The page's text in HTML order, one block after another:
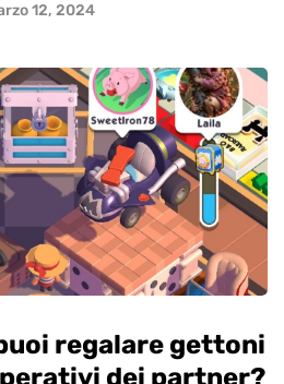
12, 2024
regalare gettoni
dei partner?